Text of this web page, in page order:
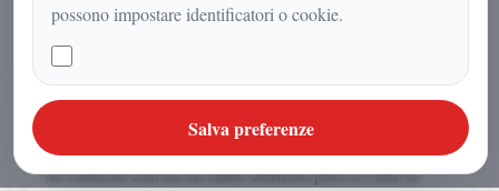
AUDIO ARTICOLO
Ascolta o avvia la sintesi
Se l'articolo non ha un audio dedicato puoi avviare la
possono impostare identificatori o cookie.
Salva preferenze